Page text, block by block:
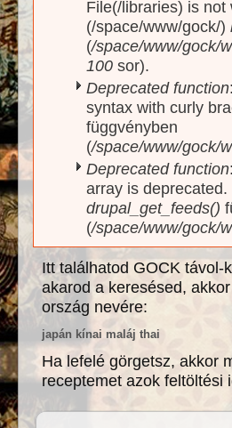
File(/libraries) is
(/space/www/gock/)
(/space/www/gock/
100 sor).
Deprecated function
syntax with curly
függvényben
(/space/www/gock/
Deprecated function
array is
drupal_get_feeds()
(/space/www/gock/
Itt találhatod GOCK
akarod a keresésed,
ország nevére:
japán kínai maláj thai
Ha lefelé görgetsz, akkor
receptemet azok feltöltési